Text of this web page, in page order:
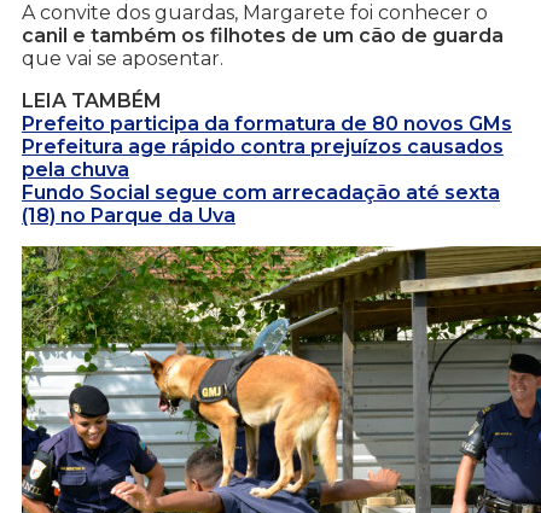
A convite dos guardas, Margarete foi conhecer o
canil e também os filhotes de um cão de guarda
que vai se aposentar.
LEIA TAMBÉM
Prefeito participa da formatura de 80 novos GMs
Prefeitura age rápido contra prejuízos causados
pela chuva
Fundo Social segue com arrecadação até sexta
(18) no Parque da Uva